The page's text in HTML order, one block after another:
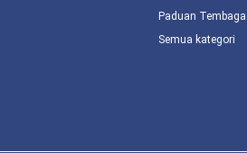
Paduan
Semua kategori